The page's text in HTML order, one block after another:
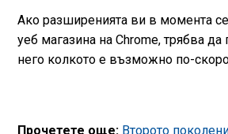
Ако разширенията ви в момента
уеб магазина на Chrome, трябва да
него колкото е възможно по-
Прочетете още: Второто